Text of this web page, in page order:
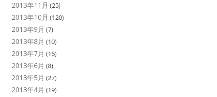
2013年11月 (25)
2013年10月 (120)
2013年9月 (7)
2013年8月 (10)
2013年7月 (16)
2013年6月 (8)
2013年5月 (27)
2013年4月 (19)